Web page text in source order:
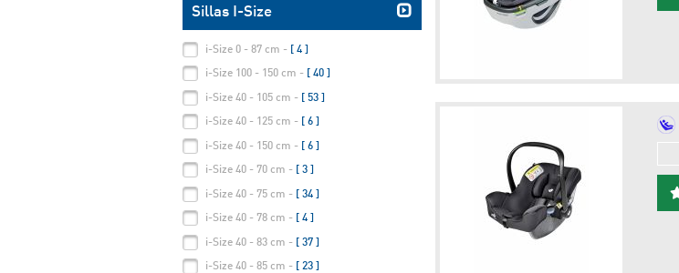
Sillas I-Size
i-Size 0 - 87 cm - [ 4 ]
i-Size 100 - 150 cm - [ 40 ]
i-Size 40 - 105 cm - [ 53 ]
i-Size 40 - 125 cm - [ 6 ]
i-Size 40 - 150 cm - [ 6 ]
i-Size 40 - 70 cm - [ 3 ]
i-Size 40 - 75 cm - [ 34 ]
i-Size 40 - 78 cm - [ 4 ]
i-Size 40 - 83 cm - [ 37 ]
i-Size 40 - 85 cm - [ 23 ]